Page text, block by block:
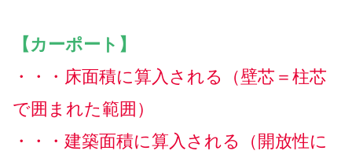
【カーポート】
・・・床面積に算入される（壁芯＝柱芯
で囲まれた範囲 ）
・・・建築面積に算入される（開放性に